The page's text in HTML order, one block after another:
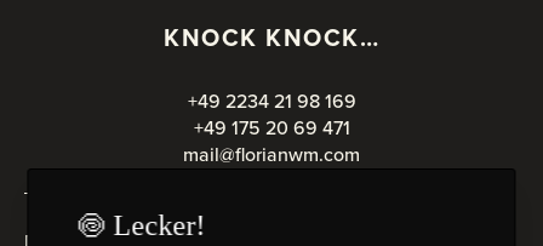
KNOCK KNOCK…
+49 2234 21 98 169
+49 175 20 69 471
mail@florianwm.com
🍥 Lecker!